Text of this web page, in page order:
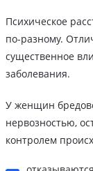
Психическое
по-разному.
существенное
заболевания.
У женщин
нервозностью,
контролем